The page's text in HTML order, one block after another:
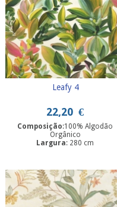
Leafy 4
22,20 €
Composição:100% Algodão
Orgânico
Largura: 280 cm